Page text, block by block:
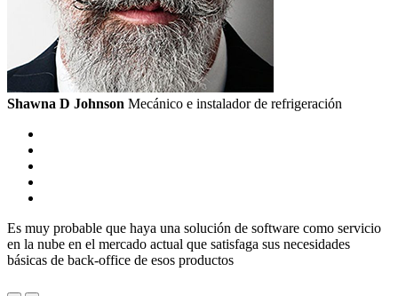
Shawna D Johnson Mecánico e instalador de refrigeración
Es muy probable que haya una solución de software como servicio
en la nube en el mercado actual que satisfaga sus necesidades
básicas de back-office de esos productos